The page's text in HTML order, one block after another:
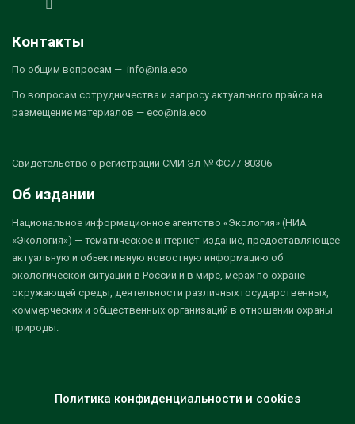
Контакты
По общим вопросам — info@nia.eco
По вопросам сотрудничества и запросу актуального прайса на
размещение материалов — eco@nia.eco
Свидетельство о регистрации СМИ Эл № ФС77-80306
Об издании
Национальное информационное агентство «Экология» (НИА
«Экология») — тематическое интернет-издание, предоставляющее
актуальную и объективную новостную информацию об
экологической ситуации в России и в мире, мерах по охране
окружающей среды, деятельности различных государственных,
коммерческих и общественных организаций в отношении охраны
природы.
Политика конфиденциальности и cookies